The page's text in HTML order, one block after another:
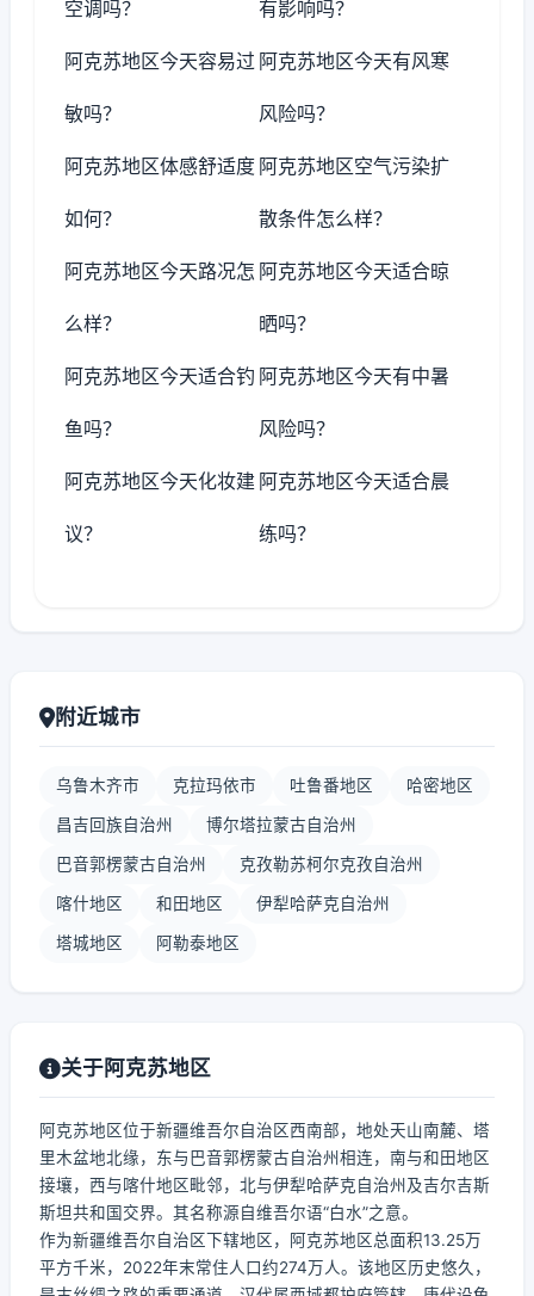
空调吗？ 有影响吗？
阿克苏地区今天容易过
敏吗？
阿克苏地区今天有风寒
风险吗？
阿克苏地区体感舒适度
如何？
阿克苏地区空气污染扩
散条件怎么样？
阿克苏地区今天路况怎
么样？
阿克苏地区今天适合晾
晒吗？
阿克苏地区今天适合钓
鱼吗？
阿克苏地区今天有中暑
风险吗？
阿克苏地区今天化妆建
议？
阿克苏地区今天适合晨
练吗？
附近城市
乌鲁木齐市 克拉玛依市 吐鲁番地区 哈密地区
昌吉回族自治州 博尔塔拉蒙古自治州
巴音郭楞蒙古自治州 克孜勒苏柯尔克孜自治州
喀什地区 和田地区 伊犁哈萨克自治州
塔城地区 阿勒泰地区
关于阿克苏地区
阿克苏地区位于新疆维吾尔自治区西南部，地处天山南麓、塔
里木盆地北缘，东与巴音郭楞蒙古自治州相连，南与和田地区
接壤，西与喀什地区毗邻，北与伊犁哈萨克自治州及吉尔吉斯
斯坦共和国交界。其名称源自维吾尔语“白水”之意。
作为新疆维吾尔自治区下辖地区，阿克苏地区总面积13.25万
平方千米，2022年末常住人口约274万人。该地区历史悠久，